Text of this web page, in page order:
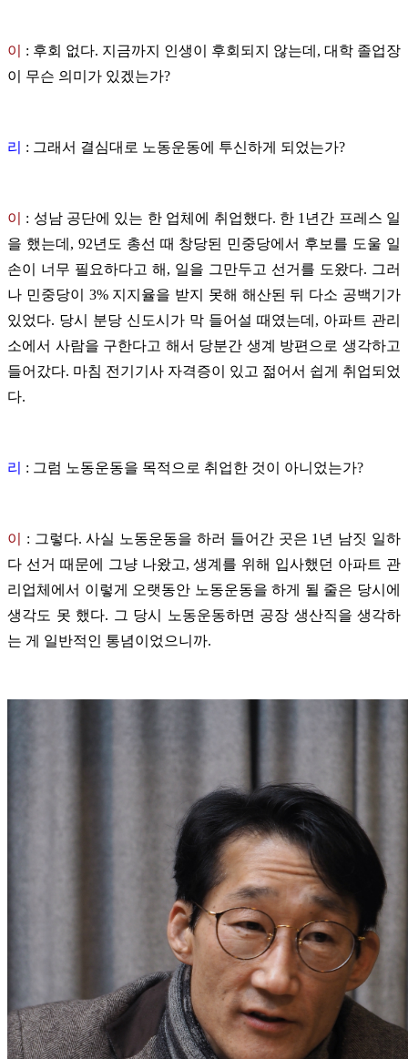
이 : 후회 없다. 지금까지 인생이 후회되지 않는데, 대학 졸업장
이 무슨 의미가 있겠는가?
리 : 그래서 결심대로 노동운동에 투신하게 되었는가?
이 : 성남 공단에 있는 한 업체에 취업했다. 한 1년간 프레스 일
을 했는데, 92년도 총선 때 창당된 민중당에서 후보를 도울 일
손이 너무 필요하다고 해, 일을 그만두고 선거를 도왔다. 그러
나 민중당이 3% 지지율을 받지 못해 해산된 뒤 다소 공백기가
있었다. 당시 분당 신도시가 막 들어설 때였는데, 아파트 관리
소에서 사람을 구한다고 해서 당분간 생계 방편으로 생각하고
들어갔다. 마침 전기기사 자격증이 있고 젊어서 쉽게 취업되었
다.
리 : 그럼 노동운동을 목적으로 취업한 것이 아니었는가?
이 : 그렇다. 사실 노동운동을 하러 들어간 곳은 1년 남짓 일하
다 선거 때문에 그냥 나왔고, 생계를 위해 입사했던 아파트 관
리업체에서 이렇게 오랫동안 노동운동을 하게 될 줄은 당시에
생각도 못 했다. 그 당시 노동운동하면 공장 생산직을 생각하
는 게 일반적인 통념이었으니까.